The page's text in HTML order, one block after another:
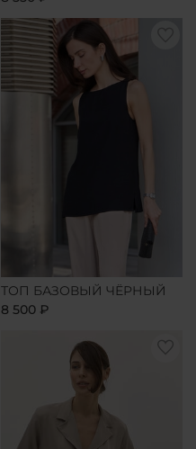
ТОП БАЗОВЫЙ ЧЁРНЫЙ
8 500 ₽